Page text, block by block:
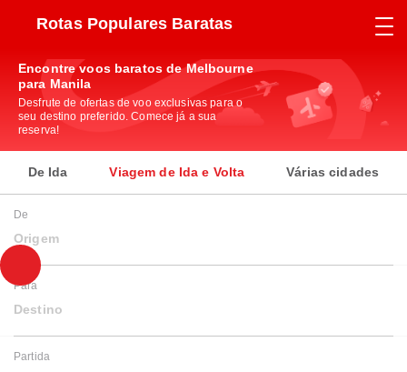
Rotas Populares Baratas
Encontre voos baratos de Melbourne
para Manila
Desfrute de ofertas de voo exclusivas para o
seu destino preferido. Comece já a sua
reserva!
De Ida Viagem de Ida e Volta Várias cidades
De
Origem
Para
Destino
Partida